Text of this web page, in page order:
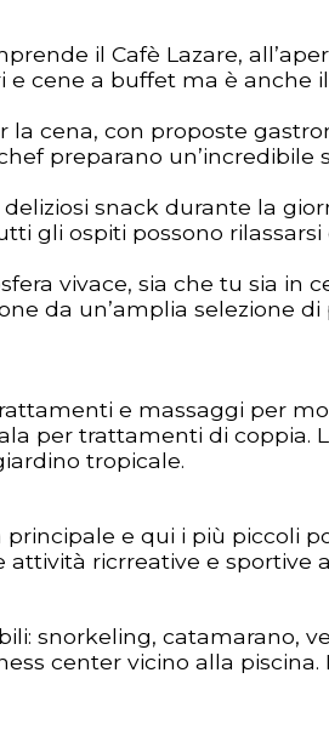
il Cafè Lazare,
cene a buffet ma è anche
la cena, con proposte
preparano
snack durante la
gli ospiti possono
vivace, sia che tu sia
da un’amplia selezione
e massaggi per
per trattamenti di coppia.
tropicale.
e qui i più piccoli
ricrreative e sportive
snorkeling, catamarano,
center vicino alla